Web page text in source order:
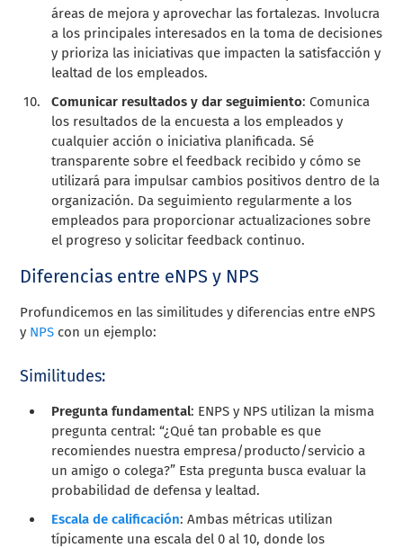
áreas de mejora y aprovechar las fortalezas. Involucra
a los principales interesados en la toma de decisiones
y prioriza las iniciativas que impacten la satisfacción y
lealtad de los empleados.
Comunicar resultados y dar seguimiento: Comunica
los resultados de la encuesta a los empleados y
cualquier acción o iniciativa planificada. Sé
transparente sobre el feedback recibido y cómo se
utilizará para impulsar cambios positivos dentro de la
organización. Da seguimiento regularmente a los
empleados para proporcionar actualizaciones sobre
el progreso y solicitar feedback continuo.
Diferencias entre eNPS y NPS
Profundicemos en las similitudes y diferencias entre eNPS
y NPS con un ejemplo:
Similitudes:
Pregunta fundamental: ENPS y NPS utilizan la misma
pregunta central: “¿Qué tan probable es que
recomiendes nuestra empresa/producto/servicio a
un amigo o colega?” Esta pregunta busca evaluar la
probabilidad de defensa y lealtad.
Escala de calificación: Ambas métricas utilizan
típicamente una escala del 0 al 10, donde los